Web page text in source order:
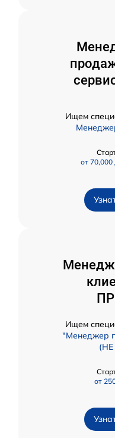
Ищем
от 70,000
Ищем
"Менеджер
от